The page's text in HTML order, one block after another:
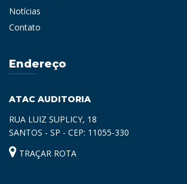
Notícias
Contato
Endereço
ATAC AUDITORIA
RUA LUIZ SUPLICY, 18
SANTOS - SP - CEP: 11055-330
TRAÇAR ROTA